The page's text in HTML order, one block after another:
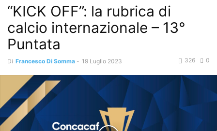
“KICK OFF”: la rubrica di
calcio internazionale – 13°
Puntata
Di Francesco Di Somma - 19 Luglio 2023 0
326